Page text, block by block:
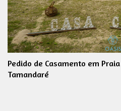
Pedido de Casamento em
Tamandaré